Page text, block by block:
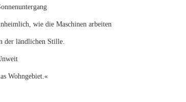
wie die Maschinen arbeiten
der ländlichen Stille.
Wohngebiet.«